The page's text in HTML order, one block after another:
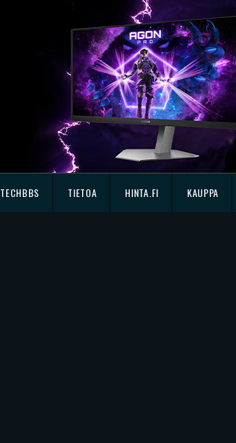
TECHBBS TIETOA HINTA.FI KAUPPA